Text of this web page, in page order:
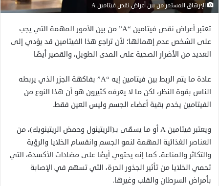
الإرهاق المستمر من بين أعراض نقص فيتامين A
تعتبر أعراض نقص فيتامين “A” من بين الأمور المهمة التي يجب
على الشخص عدم إهمالها؛ لأن تراجع هذا الفيتامين قد يؤدي إلى
العديد من الأضرار الصحية على المدى الطويل، والقصير أيضًا
عادة ما يتم الربط بين فيتامين إيه “A” بفاكهة الجزر الذي يربطه
الناس بقوة النظر، لكن ما لا يعرفه كثيرون هو أن هذا النوع من
الفيتامين يخدم بقية أعضاء الجسم وليس العين فقط.
ويعتبر فيتامين A أو ما يسمّى بـ(الريتينول وحمض الريتينويك)، من
العناصر الغذائية المهمة لنمو الجسم وانقسام الخلايا والرؤية
والتكاثر والمناعة. كما إنه يحتوي أيضًا على مضادات الأكسدة، التي
تحمي الخلايا من تأثير الجذور الحرة، التي تسهم في الإصابة
بأمراض السرطان والقلب وغيرها.